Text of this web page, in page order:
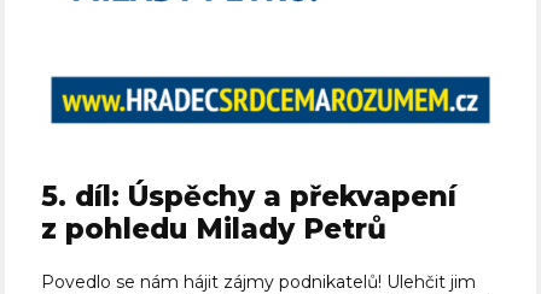
5. díl: Úspěchy a překvapení
z pohledu Milady Petrů
Povedlo se nám hájit zájmy podnikatelů! Ulehčit jim